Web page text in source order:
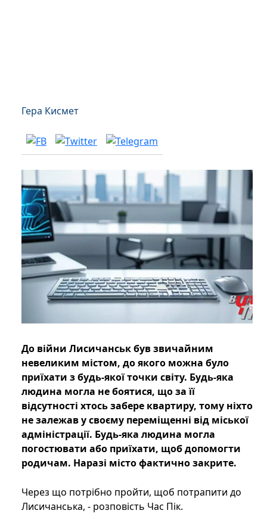
Гера Кисмет
До війни Лисичанськ був звичайним
невеликим містом, до якого можна було
приїхати з будь-якої точки світу. Будь-яка
людина могла не боятися, що за її
відсутності хтось забере квартиру, тому ніхто
не залежав у своєму переміщенні від міської
адміністрації. Будь-яка людина могла
погостювати або приїхати, щоб допомогти
родичам. Наразі місто фактично закрите.
Через що потрібно пройти, щоб потрапити до
Лисичанська, - розповість Час Пік.